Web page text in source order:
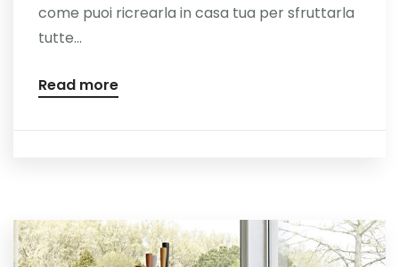
come puoi ricrearla in casa tua per sfruttarla
tutte...
Read more